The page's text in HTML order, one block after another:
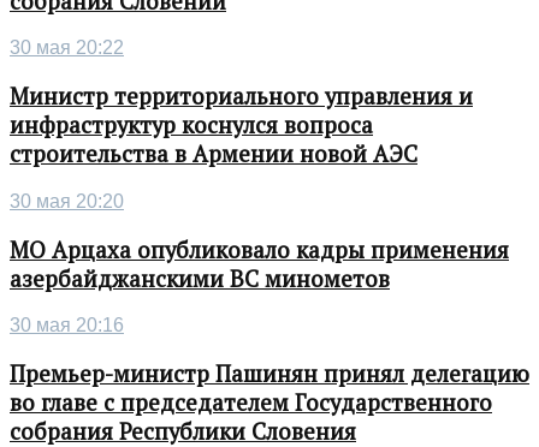
30 мая 20:22
Министр территориального управления и
инфраструктур коснулся вопроса
строительства в Армении новой АЭС
30 мая 20:20
МО Арцаха опубликовало кадры применения
азербайджанскими ВС минометов
30 мая 20:16
Премьер-министр Пашинян принял делегацию
во главе с председателем Государственного
собрания Республики Словения